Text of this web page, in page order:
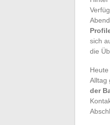
sich
die
Alltag
der